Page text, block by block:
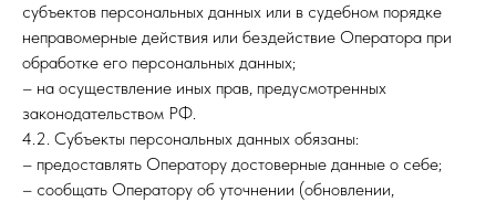
субъектов персональных данных или в судебном порядке
неправомерные действия или бездействие Оператора при
обработке его персональных данных;
– на осуществление иных прав, предусмотренных
законодательством РФ.
4.2. Субъекты персональных данных обязаны:
– предоставлять Оператору достоверные данные о себе;
– сообщать Оператору об уточнении (обновлении,